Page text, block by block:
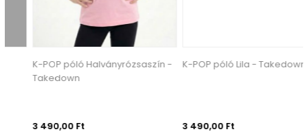
K-POP póló Halványrózsaszín -
Takedown
3 490,00 Ft
K-POP póló Lila - Takedown
3 490,00 Ft